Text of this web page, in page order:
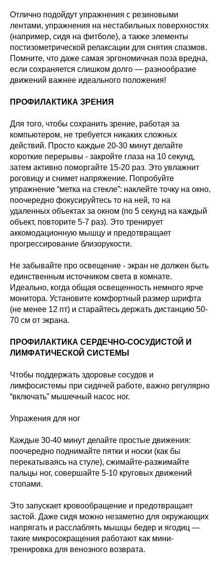
Отлично подойдут упражнения с резиновыми
лентами, упражнения на нестабильных поверхностях
(например, сидя на фитболе), а также элементы
постизометрической релаксации для снятия спазмов.
Помните, что даже самая эргономичная поза вредна,
если сохраняется слишком долго — разнообразие
движений важнее идеального положения!
ПРОФИЛАКТИКА ЗРЕНИЯ
Для того, чтобы сохранить зрение, работая за
компьютером, не требуется никаких сложных
действий. Просто каждые 20-30 минут делайте
короткие перерывы - закройте глаза на 10 секунд,
затем активно поморгайте 15-20 раз. Это увлажнит
роговицу и снимет напряжение. Попробуйте
упражнение “метка на стекле”: наклейте точку на окно,
поочередно фокусируйтесь то на ней, то на
удаленных объектах за окном (по 5 секунд на каждый
объект, повторите 5-7 раз). Это тренирует
аккомодационную мышцу и предотвращает
прогрессирование близорукости.
Не забывайте про освещение - экран не должен быть
единственным источником света в комнате.
Идеально, когда общая освещенность немного ярче
монитора. Установите комфортный размер шрифта
(не менее 12 пт) и старайтесь держать дистанцию 50-
70 см от экрана.
ПРОФИЛАКТИКА СЕРДЕЧНО-СОСУДИСТОЙ И
ЛИМФАТИЧЕСКОЙ СИСТЕМЫ
Чтобы поддержать здоровье сосудов и
лимфосистемы при сидячей работе, важно регулярно
“включать” мышечный насос ног.
Упражения для ног
Каждые 30-40 минут делайте простые движения:
поочередно поднимайте пятки и носки (как бы
перекатываясь на стуле), сжимайте-разжимайте
пальцы ног, совершайте 5-10 круговых движений
стопами.
Это запускает кровообращение и предотвращает
застой. Даже сидя можно незаметно для окружающих
напрягать и расслаблять мышцы бедер и ягодиц —
такие микросокращения работают как мини-
тренировка для венозного возврата.